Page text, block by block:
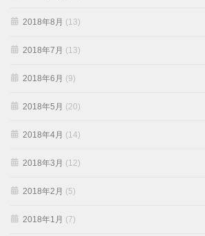
2018年8月 (13)
2018年7月 (13)
2018年6月 (9)
2018年5月 (20)
2018年4月 (14)
2018年3月 (12)
2018年2月 (5)
2018年1月 (7)